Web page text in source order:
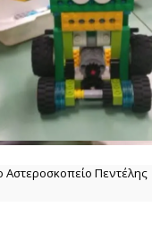
Αστεροσκοπείο Πεντέλης